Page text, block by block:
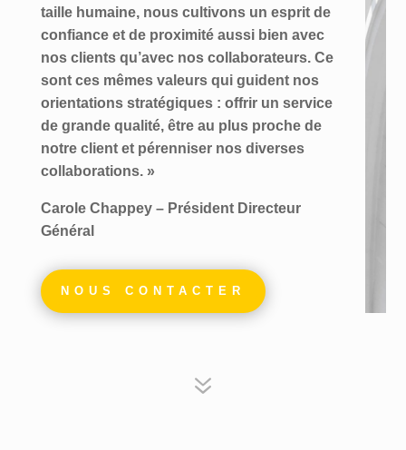
taille humaine, nous cultivons un esprit de
confiance et de proximité aussi bien avec
nos clients qu’avec nos collaborateurs. Ce
sont ces mêmes valeurs qui guident nos
orientations stratégiques : offrir un service
de grande qualité, être au plus proche de
notre client et pérenniser nos diverses
collaborations. »
Carole Chappey – Président Directeur
Général
NOUS CONTACTER
7